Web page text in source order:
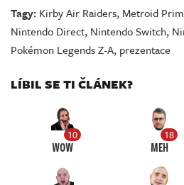
Tagy: Kirby Air Raiders, Metroid
Nintendo Direct, Nintendo Switch,
Pokémon Legends Z-A, prezentace
LÍBIL SE TI ČLÁNEK?
10
WOW
18
MEH